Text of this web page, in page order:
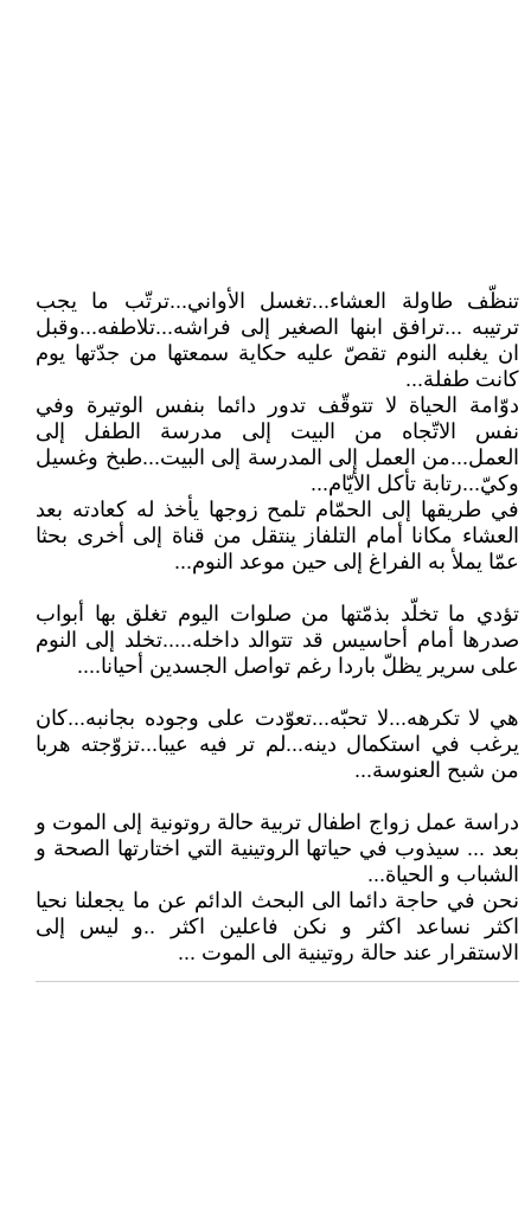
تنظّف طاولة العشاء...تغسل الأواني...ترتّب ما يجب
ترتيبه ...ترافق ابنها الصغير إلى فراشه...تلاطفه...وقبل
ان يغلبه النوم تقصّ عليه حكاية سمعتها من جدّتها يوم
كانت طفلة...
دوّامة الحياة لا تتوقّف تدور دائما بنفس الوتيرة وفي
نفس الاتّجاه من البيت إلى مدرسة الطفل إلى
العمل...من العمل إلى المدرسة إلى البيت...طبخ وغسيل
وكيّ...رتابة تأكل الأيّام...
في طريقها إلى الحمّام تلمح زوجها يأخذ له كعادته بعد
العشاء مكانا أمام التلفاز ينتقل من قناة إلى أخرى بحثا
عمّا يملأ به الفراغ إلى حين موعد النوم...
تؤدي ما تخلّد بذمّتها من صلوات اليوم تغلق بها أبواب
صدرها أمام أحاسيس قد تتوالد داخله.....تخلد إلى النوم
على سرير يظلّ باردا رغم تواصل الجسدين أحيانا....
هي لا تكرهه...لا تحبّه...تعوّدت على وجوده بجانبه...كان
يرغب في استكمال دينه...لم تر فيه عيبا...تزوّجته هربا
من شبح العنوسة...
دراسة عمل زواج اطفال تربية حالة روتونية إلى الموت و
بعد ... سيذوب في حياتها الروتينية التي اختارتها الصحة و
الشباب و الحياة...
نحن في حاجة دائما الى البحث الدائم عن ما يجعلنا نحيا
اكثر نساعد اكثر و نكن فاعلين اكثر ..و ليس إلى
الاستقرار عند حالة روتينية الى الموت ...